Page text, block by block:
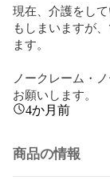
現在、介護をし
もしまいますが
ます。
ノークレーム・
お願いします。
4か月前
商品の情報